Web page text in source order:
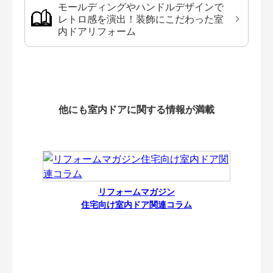
モールディングやハンドルデザインで
レトロ感を演出！装飾にこだわった室
内ドアリフォーム
他にも室内ドアに関する情報が満載
リフォームマガジン
住宅向け室内ドア関連コラム